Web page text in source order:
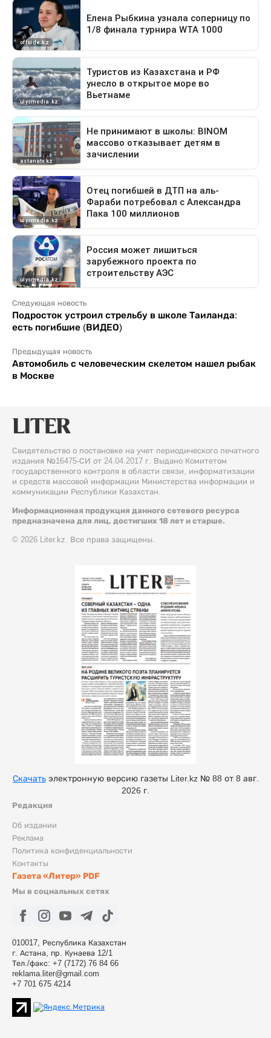
Следующая новость
Подросток устроил стрельбу в школе Таиланда:
есть погибшие (ВИДЕО)
Предыдущая новость
Автомобиль с человеческим скелетом нашел рыбак
в Москве
Свидетельство о постановке на учет периодического печатного
издания №16475-СИ от 24.04.2017 г. Выдано Комитетом
государственного контроля в области связи, информатизации
и средств массовой информации Министерства информации и
коммуникации Республики Казахстан.
Информационная продукция данного сетевого ресурса
предназначена для лиц, достигших 18 лет и старше.
© 2026 Liter.kz. Все права защищены.
Редакция
Об издании
Реклама
Политика конфиденциальности
Контакты
Газета «Литер» PDF
Мы в социальных сетях
010017, Республика Казахстан
г. Астана, пр. Кунаева 12/1
Тел./факс: +7 (7172) 76 84 66
reklama.liter@gmail.com
+7 701 675 4214
Скачатьэлектронную версию газеты Liter.kz № 88 от 8 авг.
2026 г.